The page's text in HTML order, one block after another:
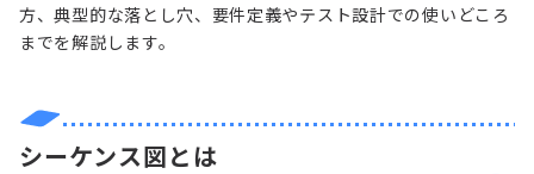
方、典型的な落とし穴、要件定義やテスト設計での使いどころ
までを解説します。
シーケンス図とは